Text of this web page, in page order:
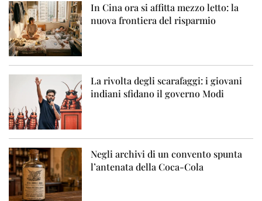
In Cina ora si affitta mezzo letto: la
nuova frontiera del risparmio
La rivolta degli scarafaggi: i giovani
indiani sfidano il governo Modi
Negli archivi di un convento spunta
l’antenata della Coca-Cola